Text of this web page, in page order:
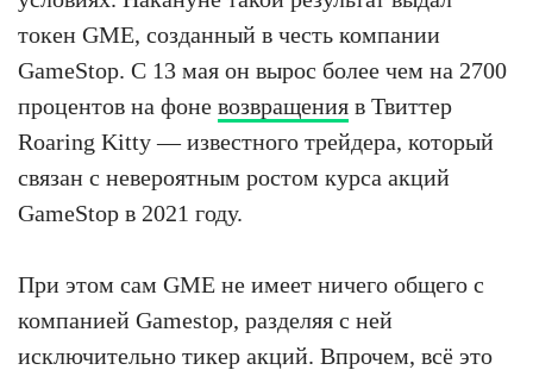
токен GME, созданный в честь компании
GameStop. С 13 мая он вырос более чем на 2700
процентов на фоне возвращения в Твиттер
Roaring Kitty — известного трейдера, который
связан с невероятным ростом курса акций
GameStop в 2021 году.
При этом сам GME не имеет ничего общего с
компанией Gamestop, разделяя с ней
исключительно тикер акций. Впрочем, всё это